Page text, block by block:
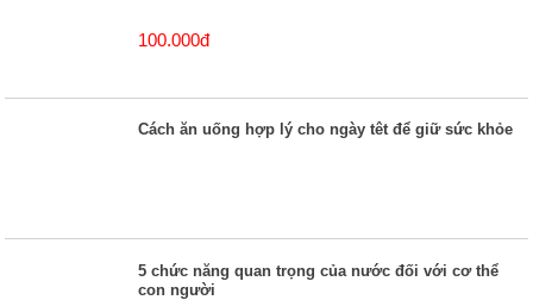
100.000đ
Cách ăn uống hợp lý cho ngày têt để giữ sức khỏe
5 chức năng quan trọng của nước đối với cơ thể
con người